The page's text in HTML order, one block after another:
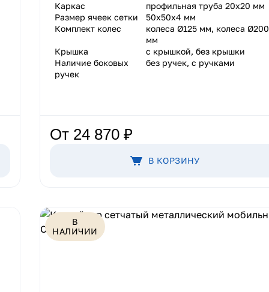
Каркас
профильная труба 20х20 мм
Размер ячеек сетки
50х50х4 мм
Комплект колес
колеса Ø125 мм, колеса Ø200
мм
Крышка
с крышкой, без крышки
Наличие боковых
ручек
без ручек, с ручками
От 24 870 ₽
В КОРЗИНУ
В
НАЛИЧИИ